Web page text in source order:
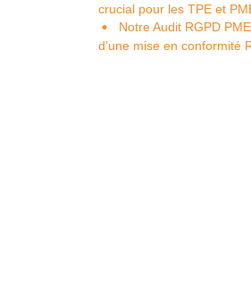
crucial pour les TPE et
Notre Audit RGPD
d’une mise en conformité